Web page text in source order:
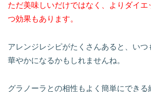
ただ美味しいだけではなく、よりダイエ
つ効果もあります。
アレンジレシピがたくさんあると、いつ
華やかになるかもしれませんね。
グラノーラとの相性もよく簡単にできる